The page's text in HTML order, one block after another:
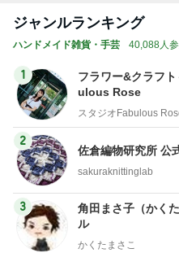
ジャンルランキング
ハンドメイド雑貨・手芸 40,088人
1
フラワー&クラフ
ulous Rose
スタジオFabulous
2
佐倉編物研究所 公
sakuraknittinglab
3
角田まさ子（かく
ル
かくたまさこ